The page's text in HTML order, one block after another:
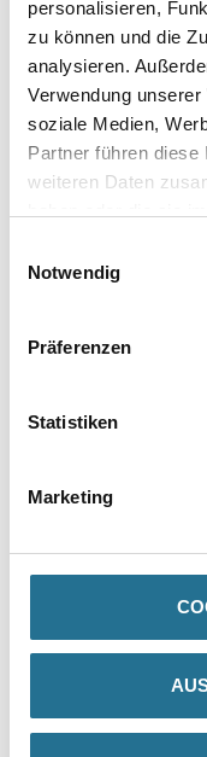
personalisieren,
zu können und die
analysieren.
Verwendung
soziale Medien,
Partner führen
weiteren Daten
Notwendig
Präferenzen
Statistiken
Marketing
Umrechnungsfaktoren
Zur Farbauswahl
- Metallisch-schattierend
- Hoch strapazierfähig
- Enthält keine
- Diffusionsfähig
- Nassabriebklasse 2
- Geruchsarm
- Als Basismaterialien